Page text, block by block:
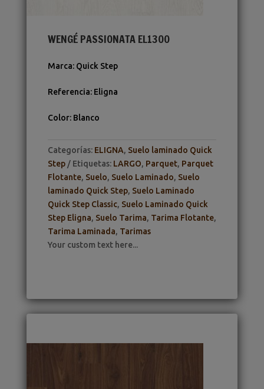
WENGÉ PASSIONATA EL1300
Marca: Quick Step
Referencia: Eligna
Color: Blanco
Categorías: ELIGNA, Suelo laminado Quick
Step
Etiquetas: LARGO, Parquet, Parquet
Flotante, Suelo, Suelo Laminado, Suelo
laminado Quick Step, Suelo Laminado
Quick Step Classic, Suelo Laminado Quick
Step Eligna, Suelo Tarima, Tarima Flotante,
Tarima Laminada, Tarimas
Your custom text here...